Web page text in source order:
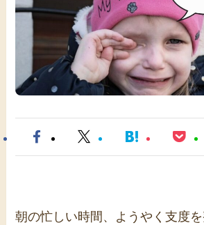
朝の忙しい時間、ようやく支度